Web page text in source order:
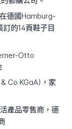
德國Hamburg-
的14頁鞋子目
Otto
Co KGaA)，家
產品零售商，德